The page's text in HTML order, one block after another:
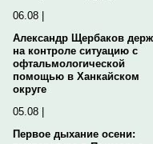
06.08 |
Александр Щербаков
на контроле ситуацию с
офтальмологической
помощью в Ханкайском
округе
05.08 |
Первое дыхание осени: